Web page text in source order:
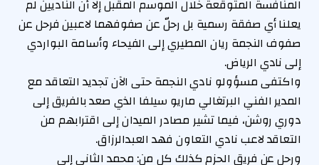
المنافسة المتوقعة خلال الموسم المقبل إلا أن الناديين لم
يعلنا أي صفقة رسمية بل رحلّ عن صفوفهما لاعبين فرحل عن
صفوف النجمة ريان المطيري إلى الفيحاء وأسامة البواردي
إلى نادي الرياض.
واكتفى مسؤولو نادي النجمة حتى الآن تجديد التعاقد مع
المدير الفني البرتغالي ماريو سيلفا الذي صعد بالفريق إلى
دوري روشن، فيما تشير مصادر الميدان إلى اقترابهم من
التعاقد لاعب نادي التعاون فهد العبدالرزاق.
ورحل عن فريق الحزم كذلك كل من: محمد الثاني إلى